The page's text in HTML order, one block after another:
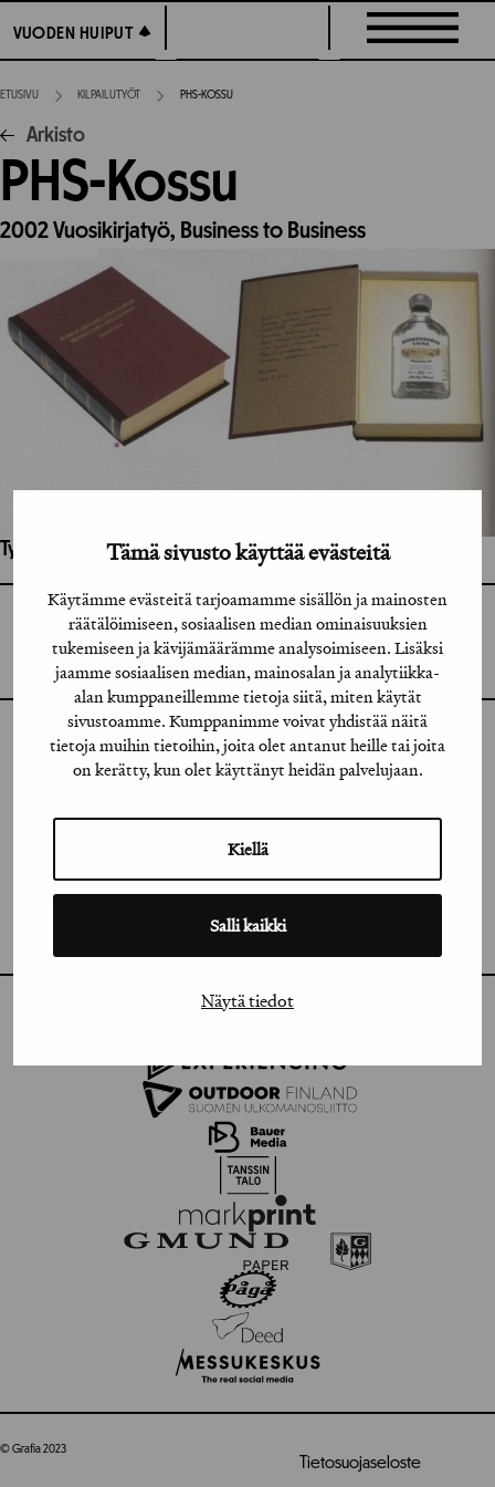
Tämä sivusto käyttää evästeitä
Käytämme evästeitä tarjoamamme sisällön ja mainosten
räätälöimiseen, sosiaalisen median ominaisuuksien
tukemiseen ja kävijämäärämme analysoimiseen. Lisäksi
jaamme sosiaalisen median, mainosalan ja analytiikka-
alan kumppaneillemme tietoja siitä, miten käytät
sivustoamme. Kumppanimme voivat yhdistää näitä
tietoja muihin tietoihin, joita olet antanut heille tai joita
on kerätty, kun olet käyttänyt heidän palvelujaan.
Kiellä
Salli kaikki
Näytä tiedot
suoraan
sisältöön
VUODEN HUIPUT
VUODEN HUIPUT
ETUSIVU KILPAILUTYÖT PHS-KOSSU
Arkisto
PHS-Kossu
2002Vuosikirjatyö, Business to Business
Työhön osallistuneet henkilöt / tahot:
GRAFIA RY
GRAFIA(AT)GRAFIA.FI
UUDENMAANKATU 11 B 9,
INSTAGRAM
FACEBOOK
VIMEO
FLICKR
© Grafia 2023
Tietosuojaseloste